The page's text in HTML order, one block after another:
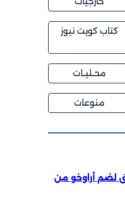
كتاب كويت نيوز
محــليــات
منوعات
لضم أراوخو من